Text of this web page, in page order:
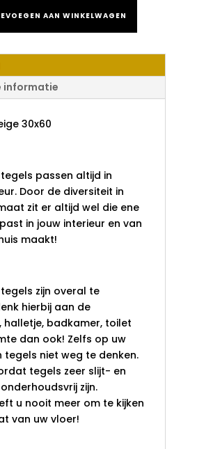
AAN WINKELWAGEN
informatie
30x60
passen altijd in
Door de diversiteit in
zit er altijd wel die ene
in jouw interieur en van
maakt!
zijn overal te
hierbij aan de
halletje, badkamer, toilet
dan ook! Zelfs op uw
tegels niet weg te denken.
tegels zeer slijt- en
zijn.
u nooit meer om te kijken
van uw vloer!